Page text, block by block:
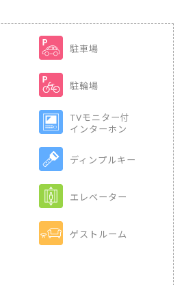
駐車場
駐輪場
TVモニター付
インターホン
ディンプルキー
エレベーター
ゲストルーム